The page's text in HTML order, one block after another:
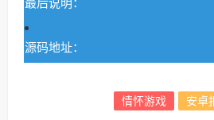
最后说明：
源码地址：
情怀游戏 安卓